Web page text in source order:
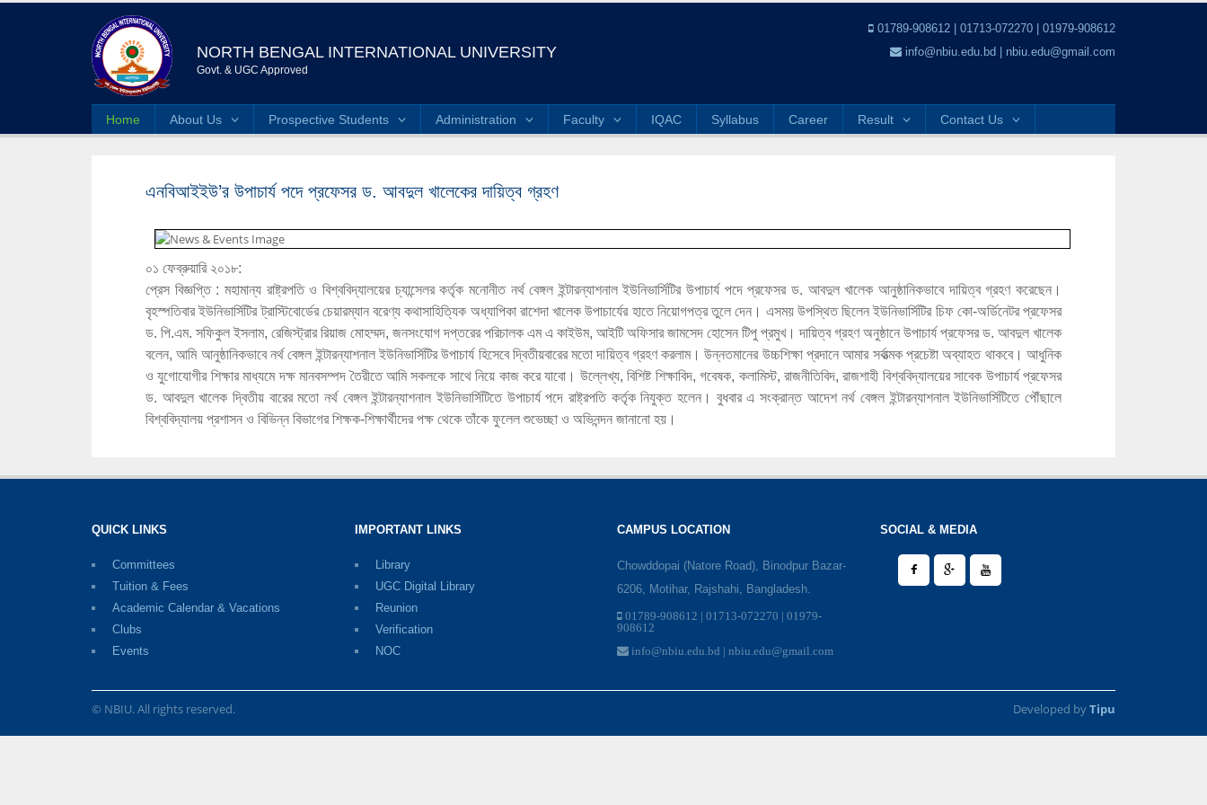
NORTH BENGAL INTERNATIONAL UNIVERSITY
Govt. & UGC Approved
01789-908612 | 01713-072270 | 01979-908612
info@nbiu.edu.bd | nbiu.edu@gmail.com
Home About Us Prospective Students Administration Faculty IQAC Syllabus Career Result Contact Us
এনবিআইইউ’র উপাচার্য পদে প্রফেসর ড. আবদুল খালেকের দায়িত্ব গ্রহণ
০১ ফেব্রুয়ারি ২০১৮:
প্রেস বিজ্ঞপ্তি : মহামান্য রাষ্ট্রপতি ও বিশ্ববিদ্যালয়ের চ্যান্সেলর কর্তৃক মনোনীত নর্থ বেঙ্গল ইন্টারন্যাশনাল ইউনিভার্সিটির উপাচার্য পদে প্রফেসর ড. আবদুল খালেক আনুষ্ঠানিকভাবে দায়িত্ব গ্রহণ করেছেন।
বৃহস্পতিবার ইউনিভার্সিটির ট্রাস্টিবোর্ডের চেয়ারম্যান বরেণ্য কথাসাহিত্যিক অধ্যাপিকা রাশেদা খালেক উপাচার্যের হাতে নিয়োগপত্র তুলে দেন। এসময় উপস্থিত ছিলেন ইউনিভার্সিটির চিফ কো-অর্ডিনেটর প্রফেসর
ড. পি.এম. সফিকুল ইসলাম, রেজিস্ট্রার রিয়াজ মোহম্মদ, জনসংযোগ দপ্তরের পরিচালক এম এ কাইউম, আইটি অফিসার জামসেদ হোসেন টিপু প্রমুখ। দায়িত্ব গ্রহণ অনুষ্ঠানে উপাচার্য প্রফেসর ড. আবদুল খালেক
বলেন, আমি আনুষ্ঠানিকভাবে নর্থ বেঙ্গল ইন্টারন্যাশনাল ইউনিভার্সিটির উপাচার্য হিসেবে দ্বিতীয়বারের মতো দায়িত্ব গ্রহণ করলাম। উন্নতমানের উচ্চশিক্ষা প্রদানে আমার সর্বাত্মক প্রচেষ্টা অব্যাহত থাকবে। আধুনিক
ও যুগোযোগীর শিক্ষার মাধ্যমে দক্ষ মানবসম্পদ তৈরীতে আমি সকলকে সাথে নিয়ে কাজ করে যাবো। উল্লেখ্য, বিশিষ্ট শিক্ষাবিদ, গবেষক, কলামিস্ট, রাজনীতিবিদ, রাজশাহী বিশ্ববিদ্যালয়ের সাবেক উপাচার্য প্রফেসর
ড. আবদুল খালেক দ্বিতীয় বারের মতো নর্থ বেঙ্গল ইন্টারন্যাশনাল ইউনিভার্সিটিতে উপাচার্য পদে রাষ্ট্রপতি কর্তৃক নিযুক্ত হলেন। বুধবার এ সংক্রান্ত আদেশ নর্থ বেঙ্গল ইন্টারন্যাশনাল ইউনিভার্সিটিতে পৌঁছালে
বিশ্ববিদ্যালয় প্রশাসন ও বিভিন্ন বিভাগের শিক্ষক-শিক্ষার্থীদের পক্ষ থেকে তাঁকে ফুলেল শুভেচ্ছা ও অভিনন্দন জানানো হয়।
QUICK LINKS
Committees
Tuition & Fees
Academic Calendar & Vacations
Clubs
Events
IMPORTANT LINKS
Library
UGC Digital Library
Reunion
Verification
NOC
CAMPUS LOCATION
Chowddopai (Natore Road), Binodpur Bazar-
6206, Motihar, Rajshahi, Bangladesh.
01789-908612 | 01713-072270 | 01979-
908612
info@nbiu.edu.bd | nbiu.edu@gmail.com
SOCIAL & MEDIA
© NBIU. All rights reserved. Developed byTipu